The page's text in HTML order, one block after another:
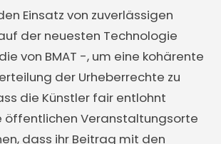
Einsatz von zuverlässigen
der neuesten Technologie
von BMAT -, um eine kohärente
der Urheberrechte zu
die Künstler fair entlohnt
öffentlichen Veranstaltungsorte
dass ihr Beitrag mit den